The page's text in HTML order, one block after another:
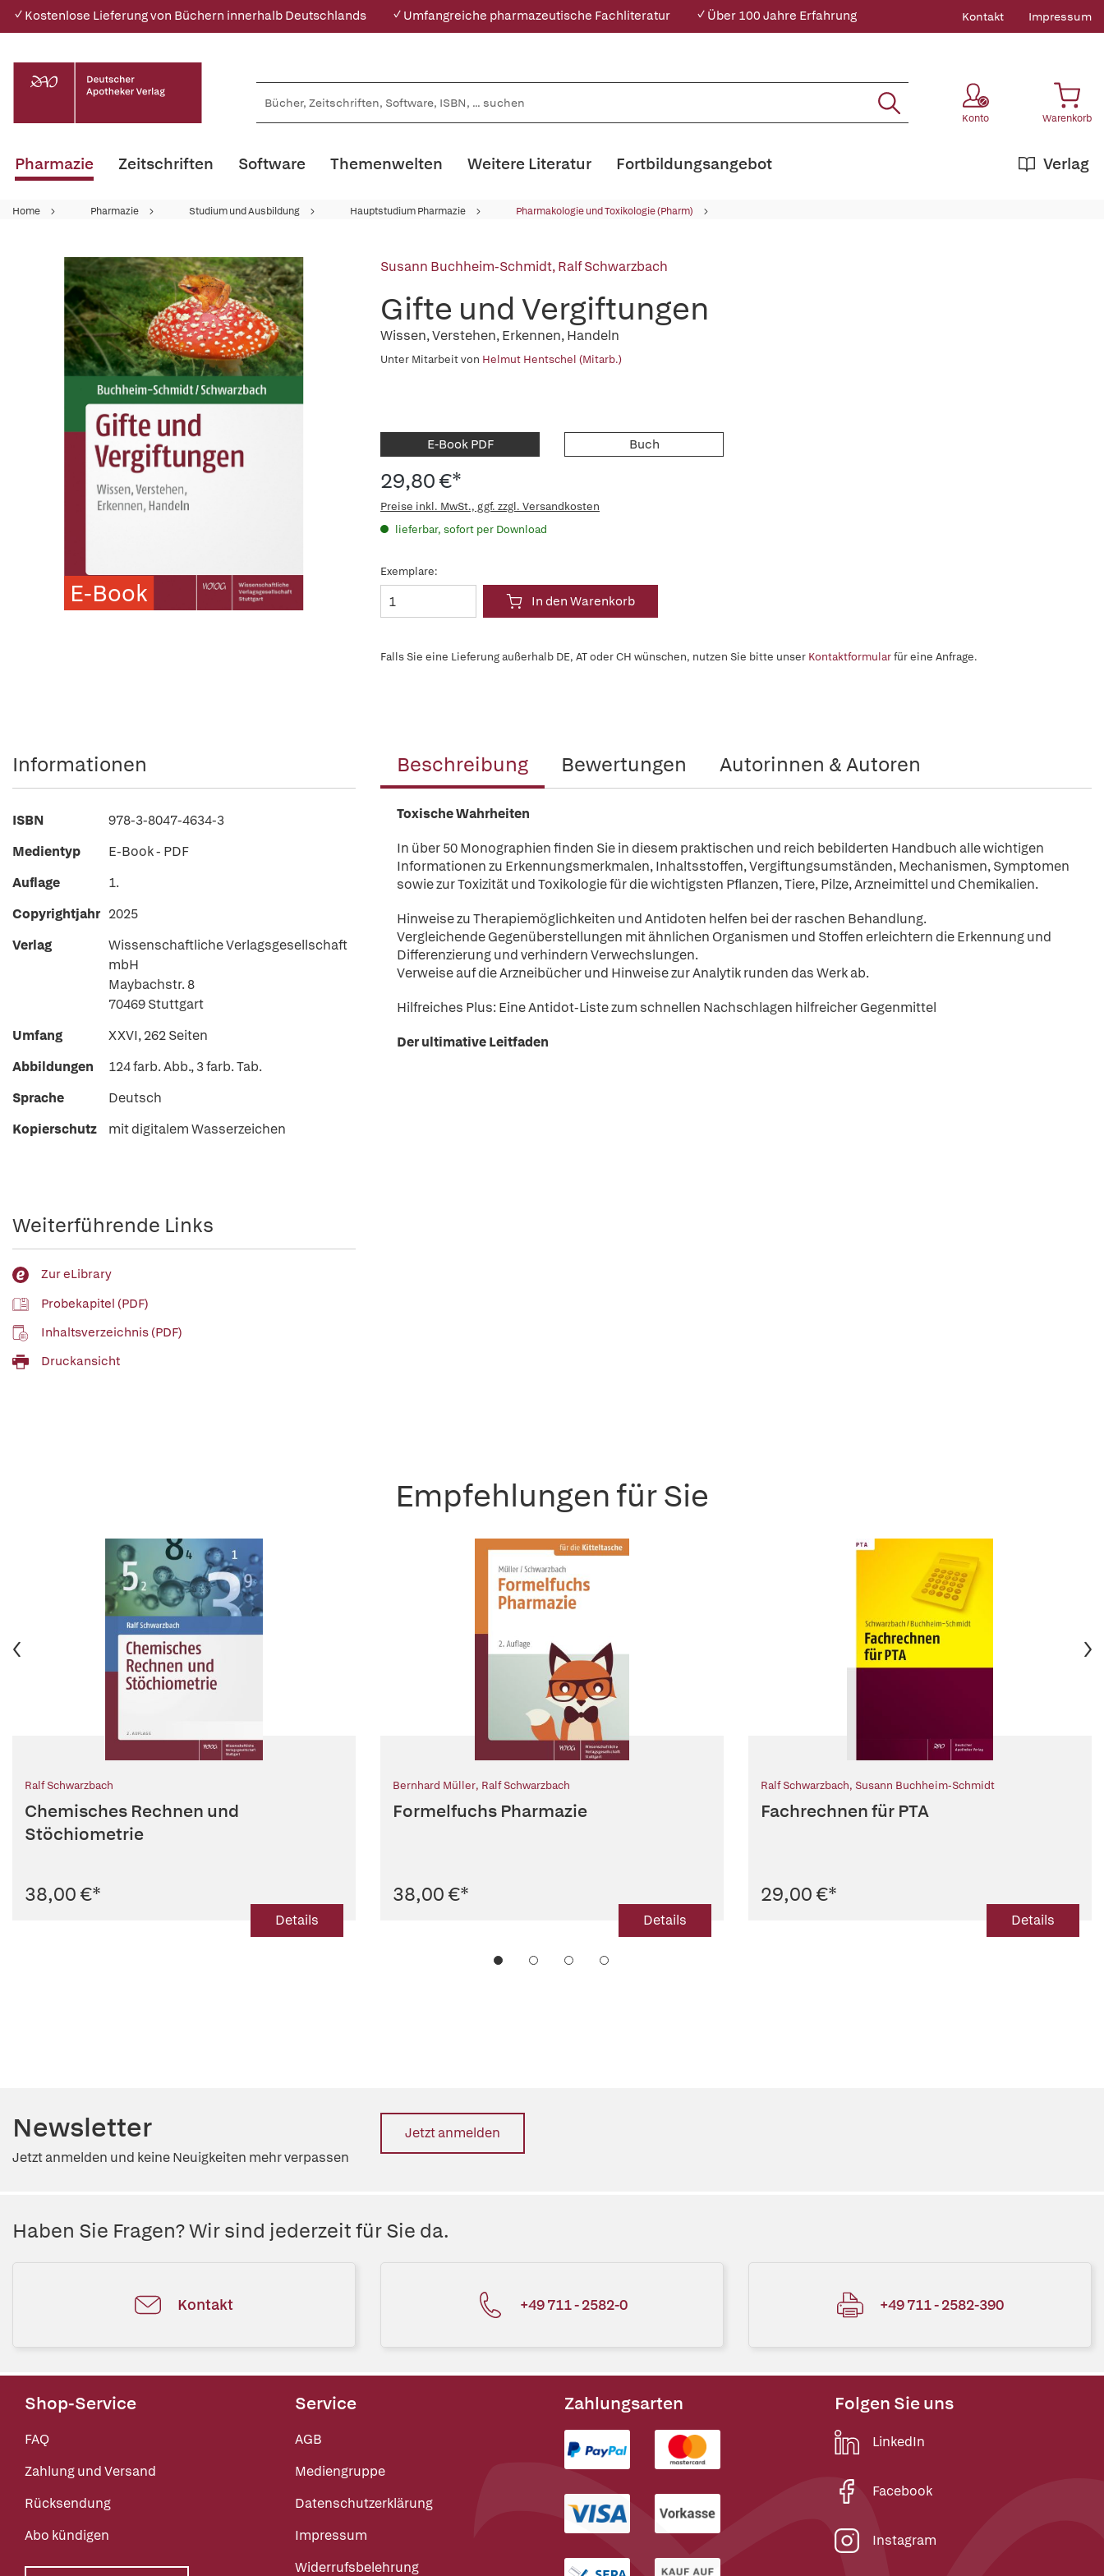
✓ Kostenlose Lieferung von Büchern innerhalb Deutschlands ✓ Umfangreiche pharmazeutische Fachliteratur ✓ Über 100 Jahre Erfahrung Kontakt Impressum
Konto Warenkorb
Pharmazie Zeitschriften Software Themenwelten Weitere Literatur Verlag
Fortbildungsangebot
Home Pharmazie Studium und Ausbildung Hauptstudium Pharmazie Pharmakologie und Toxikologie (Pharm)
E-Book
Susann Buchheim-Schmidt,Ralf Schwarzbach
Gifte und Vergiftungen
Wissen, Verstehen, Erkennen, Handeln
Unter Mitarbeit von Helmut Hentschel (Mitarb.)
E-Book PDF Buch
29,80 €*
Preise inkl. MwSt., ggf. zzgl. Versandkosten
lieferbar, sofort per Download
Exemplare:
In den Warenkorb
Falls Sie eine Lieferung außerhalb DE, AT oder CH wünschen, nutzen Sie bitte unser Kontaktformularfür eine Anfrage.
Beschreibung Bewertungen Autorinnen & Autoren
Toxische Wahrheiten
In über 50 Monographien finden Sie in diesem praktischen und reich bebilderten Handbuch alle wichtigen
Informationen zu Erkennungsmerkmalen, Inhaltsstoffen, Vergiftungsumständen, Mechanismen, Symptomen
sowie zur Toxizität und Toxikologie für die wichtigsten Pflanzen, Tiere, Pilze, Arzneimittel und Chemikalien.
Hinweise zu Therapiemöglichkeiten und Antidoten helfen bei der raschen Behandlung.
Vergleichende Gegenüberstellungen mit ähnlichen Organismen und Stoffen erleichtern die Erkennung und
Differenzierung und verhindern Verwechslungen.
Verweise auf die Arzneibücher und Hinweise zur Analytik runden das Werk ab.
Hilfreiches Plus: Eine Antidot-Liste zum schnellen Nachschlagen hilfreicher Gegenmittel
Der ultimative Leitfaden
Informationen
ISBN
978-3-8047-4634-3
Medientyp
E-Book - PDF
Auflage
1.
Copyrightjahr 2025
Verlag
Wissenschaftliche Verlagsgesellschaft
mbH
Maybachstr. 8
70469 Stuttgart
Umfang
XXVI, 262 Seiten
Abbildungen
124 farb. Abb., 3 farb. Tab.
Sprache
Deutsch
Kopierschutz
mit digitalem Wasserzeichen
Weiterführende Links
Zur eLibrary
Probekapitel (PDF)
Inhaltsverzeichnis (PDF)
Druckansicht
Empfehlungen für Sie
Ralf Schwarzbach
Chemisches Rechnen und
Stöchiometrie
38,00 €*
Details
Bernhard Müller, Ralf Schwarzbach
Formelfuchs Pharmazie
38,00 €*
Details
Ralf Schwarzbach, Susann Buchheim-Schmidt
Fachrechnen für PTA
29,00 €*
Details
Newsletter
Jetzt anmelden und keine Neuigkeiten mehr verpassen
Jetzt anmelden
Haben Sie Fragen? Wir sind jederzeit für Sie da.
Kontakt +49 711 - 2582-0 +49 711 - 2582-390
Shop-Service
FAQ
Zahlung und Versand
Rücksendung
Abo kündigen
Service
AGB
Mediengruppe
Datenschutzerklärung
Impressum
Widerrufsbelehrung
Zahlungsarten Folgen Sie uns
LinkedIn
Facebook
Instagram